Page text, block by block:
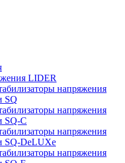
LIDER
напряжения
SQ
напряжения
SQ-C
напряжения
SQ-DeLUXe
напряжения